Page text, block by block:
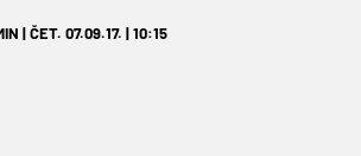
| ČET. 07.09.17. | 10:15